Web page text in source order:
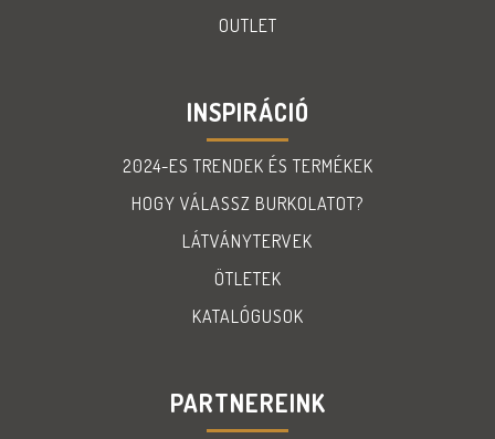
OUTLET
INSPIRÁCIÓ
2024-ES TRENDEK ÉS TERMÉKEK
HOGY VÁLASSZ BURKOLATOT?
LÁTVÁNYTERVEK
ÖTLETEK
KATALÓGUSOK
PARTNEREINK